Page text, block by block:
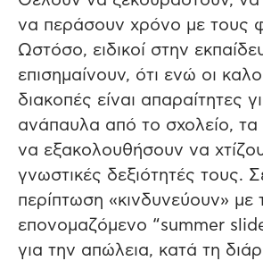
να περάσουν χρόνο με τους
Ωστόσο, ειδικοί στην
επισημαίνουν, ότι ενώ οι
διακοπές είναι απαραίτητες
ανάπαυλα από το σχολείο, τα
να εξακολουθήσουν να
γνωστικές δεξιότητές τους.
περίπτωση «κινδυνεύουν» με
επονομαζόμενο “summer
για την απώλεια, κατά τη